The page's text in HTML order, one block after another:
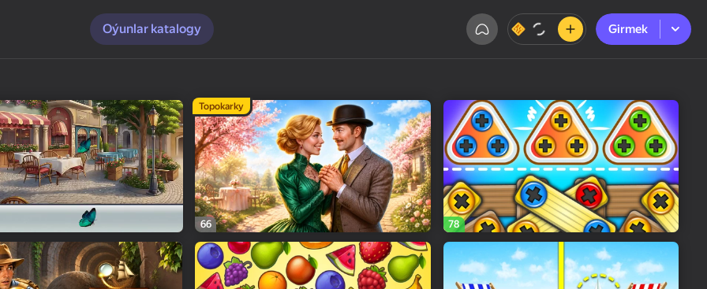
Oýunlar katalogy
Girmek
Girmek
66
Topokarky
78